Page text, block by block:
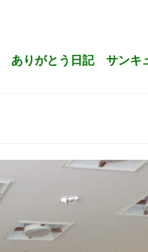
ありがとう日記 サンキ